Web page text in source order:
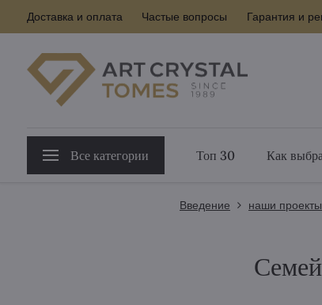
Доставка и оплата Частые вопросы Гарантия и
Все категории Топ 30 Как
Введение наши проекты